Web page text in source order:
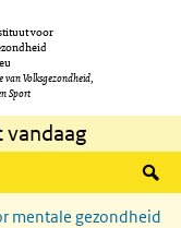
voor
van Volksgezondheid,
Sport
vandaag
mentale gezondheid